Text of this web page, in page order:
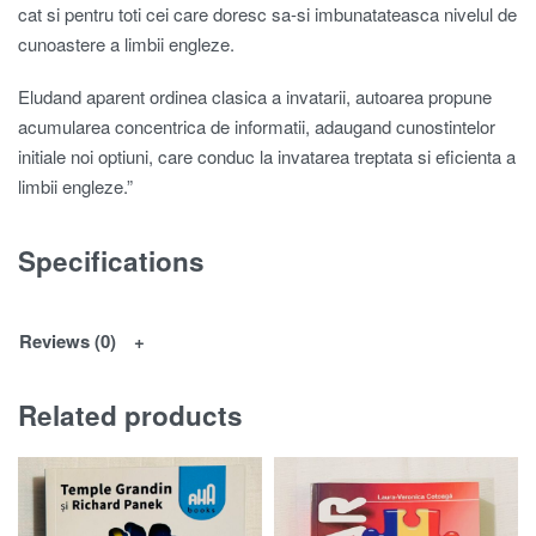
cat si pentru toti cei care doresc sa-si imbunatateasca nivelul de
cunoastere a limbii engleze.
Eludand aparent ordinea clasica a invatarii, autoarea propune
acumularea concentrica de informatii, adaugand cunostintelor
initiale noi optiuni, care conduc la invatarea treptata si eficienta a
limbii engleze.”
Specifications
Reviews (0)
Related products